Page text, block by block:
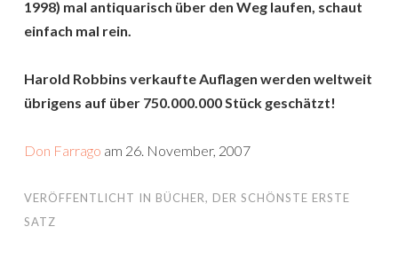
1998) mal antiquarisch über den Weg laufen, schaut
einfach mal rein.
Harold Robbins verkaufte Auflagen werden weltweit
übrigens auf über 750.000.000 Stück geschätzt!
Don Farrago am 26. November, 2007
VERÖFFENTLICHT IN BÜCHER, DER SCHÖNSTE ERSTE
SATZ